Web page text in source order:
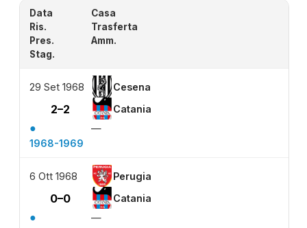
Data
Casa
Ris.
Trasferta
Pres.
Amm.
Stag.
29 Set 1968 Cesena
2–2 Catania
●
—
1968-1969
6 Ott 1968 Perugia
0–0 Catania
●
—